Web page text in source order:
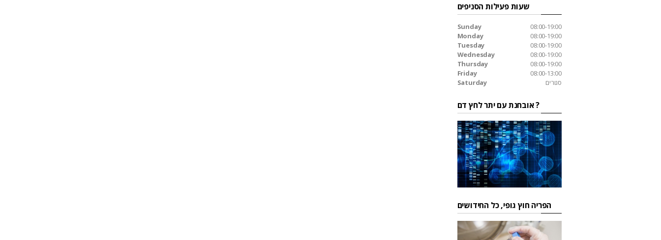
שעות פעילות הסניפים
Sunday
08:00-19:00
Monday
08:00-19:00
Tuesday
08:00-19:00
Wednesday
08:00-19:00
Thursday
08:00-19:00
Friday
08:00-13:00
Saturday
סגורים
אובחנת עם יתר לחץ דם ?
הפריה חוץ גופי, כל החידושים